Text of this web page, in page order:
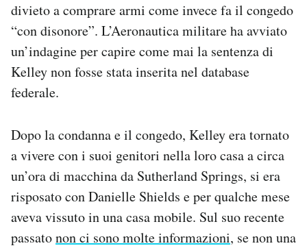
divieto a comprare armi come invece fa il congedo
“con disonore”. L’Aeronautica militare ha avviato
un’indagine per capire come mai la sentenza di
Kelley non fosse stata inserita nel database
federale.
Dopo la condanna e il congedo, Kelley era tornato
a vivere con i suoi genitori nella loro casa a circa
un’ora di macchina da Sutherland Springs, si era
risposato con Danielle Shields e per qualche mese
aveva vissuto in una casa mobile. Sul suo recente
passatonon ci sono molte informazioni, se non una